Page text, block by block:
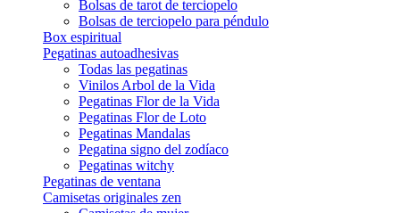
Bolsas de tarot de terciopelo
Bolsas de terciopelo para péndulo
Box espiritual
Pegatinas autoadhesivas
Todas las pegatinas
Vinilos Arbol de la Vida
Pegatinas Flor de la Vida
Pegatinas Flor de Loto
Pegatinas Mandalas
Pegatina signo del zodíaco
Pegatinas witchy
Pegatinas de ventana
Camisetas originales zen